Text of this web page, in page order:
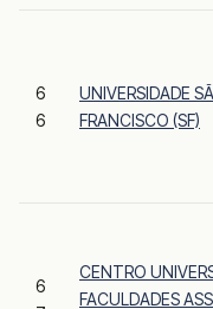
6
6
UNIVERSIDADE
FRANCISCO (SF)
6
CENTRO
FACULDADES